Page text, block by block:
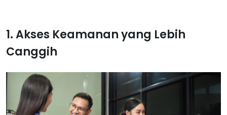
1. Akses Keamanan yang Lebih
Canggih